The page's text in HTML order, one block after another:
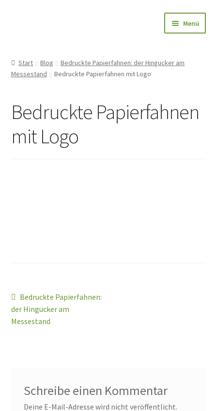
Menü
🎨 Bedrucken
Start Blog
Bedruckte Papierfahnen: der Hingucker am
Messestand
Bedruckte Papierfahnen mit Logo
Bedruckte Papierfahnen
mit Logo
Beitragsnavigation
Vorheriger
Beitrag:
Bedruckte Papierfahnen:
der Hingucker am
Messestand
Schreibe einen Kommentar
Deine E-Mail-Adresse wird nicht veröffentlicht.